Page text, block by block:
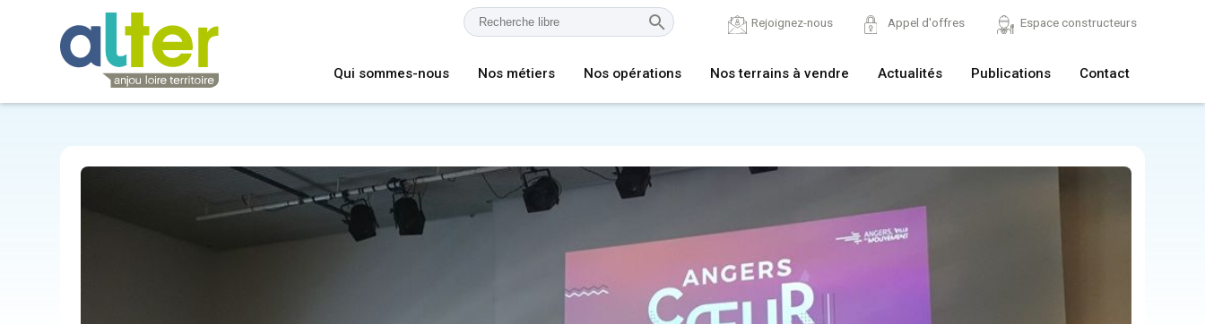
Rejoignez-nous Appel d'offres Espace constructeurs
Qui sommes-nous Nos métiers Nos opérations Nos terrains à vendre Actualités Publications Contact